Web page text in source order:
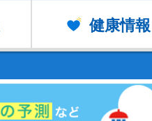
健康情報